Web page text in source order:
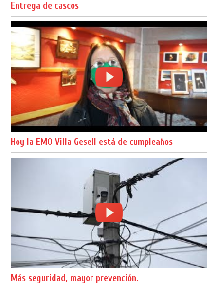
Entrega de cascos
Hoy la EMO Villa Gesell está de cumpleaños
Más seguridad, mayor prevención.